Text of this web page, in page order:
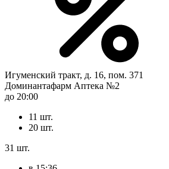
Игуменский тракт, д. 16, пом. 371
Доминантафарм Аптека №2
до 20:00
11 шт.
20 шт.
31 шт.